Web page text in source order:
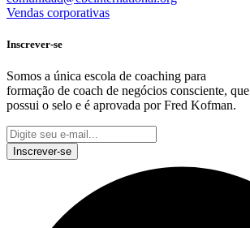
Vendas corporativas
Inscrever-se
Somos a única escola de coaching para
formação de coach de negócios consciente, que
possui o selo e é aprovada por Fred Kofman.
Inscrever-se